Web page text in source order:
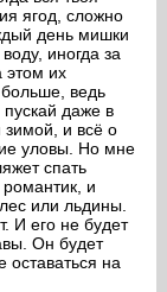
ягод, сложно
день мишки
иногда за
этом их
больше, ведь
пускай даже в
зимой, и всё о
уловы. Но мне
спать
и
или льдины.
И его не будет
Он будет
оставаться на